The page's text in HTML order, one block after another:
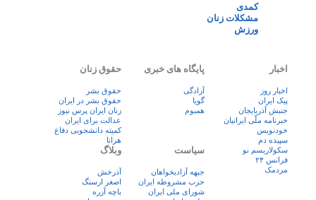
کمدی
مشکلات زنان
ورزش
اخبار
اخبار روز
پيک ايران
جنبش آذربایجان
خبرنامه ملّی ایرانیان
خودنویس
سپیده دم
سکولاریسم نو
فرانس ۲۴
مردمک
پایگاه های خبری
آزادگی
گویا
همبوم
حقوق زنان
حقوق بشر
حقوق بشر در ایران
زنان ايران پرس نيوز
عدالت برای ایران
کمیته دانشجویی دفاع
هرانا
سیاست
جبهه آزادیخواهان
حزب مشروطه ایران
شورای ملی ایران
وبلاگ
آذرخش
اصغر ارسنگ
باچه آزره